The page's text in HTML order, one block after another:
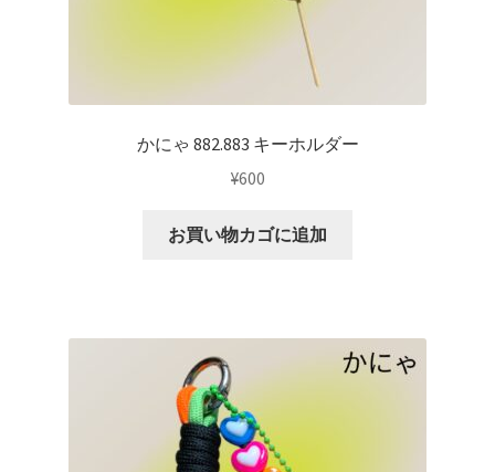
かにゃ 882.883 キーホルダー
¥600
お買い物カゴに追加